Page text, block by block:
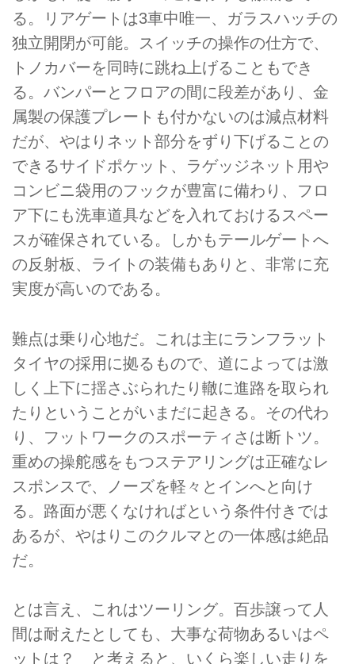
る。リアゲートは3車中唯一、ガラスハッチの
独立開閉が可能。スイッチの操作の仕方で、
トノカバーを同時に跳ね上げることもでき
る。バンパーとフロアの間に段差があり、金
属製の保護プレートも付かないのは減点材料
だが、やはりネット部分をずり下げることの
できるサイドポケット、ラゲッジネット用や
コンビニ袋用のフックが豊富に備わり、フロ
ア下にも洗車道具などを入れておけるスペー
スが確保されている。しかもテールゲートへ
の反射板、ライトの装備もありと、非常に充
実度が高いのである。
難点は乗り心地だ。これは主にランフラット
タイヤの採用に拠るもので、道によっては激
しく上下に揺さぶられたり轍に進路を取られ
たりということがいまだに起きる。その代わ
り、フットワークのスポーティさは断トツ。
重めの操舵感をもつステアリングは正確なレ
スポンスで、ノーズを軽々とインへと向け
る。路面が悪くなければという条件付きでは
あるが、やはりこのクルマとの一体感は絶品
だ。
とは言え、これはツーリング。百歩譲って人
間は耐えたとしても、大事な荷物あるいはペ
ットは？ と考えると、いくら楽しい走りを